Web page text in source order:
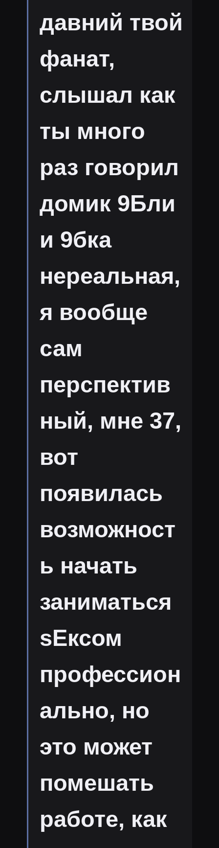
давний твой
фанат,
слышал как
ты много
раз говорил
домик 9Бли
и 9бка
нереальная,
я вообще
сам
перспектив
ный, мне 37,
вот
появилась
возможност
ь начать
заниматься
sЕксом
профессион
ально, но
это может
помешать
работе, как